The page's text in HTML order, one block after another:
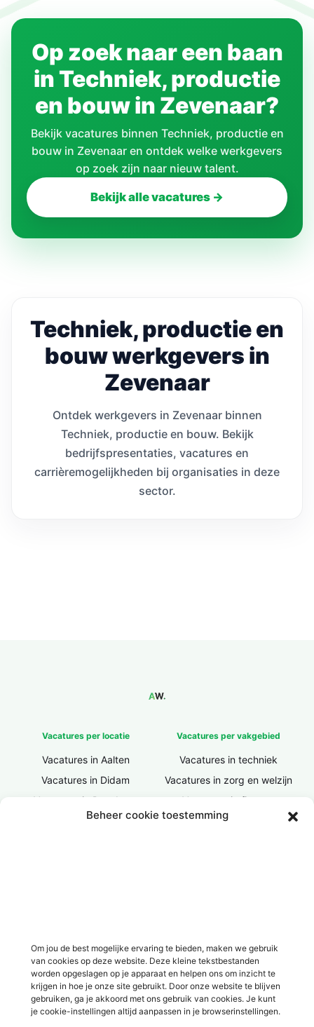
Beheer cookie toestemming
Om jou de best mogelijke ervaring te bieden, maken we gebruik
van cookies op deze website. Deze kleine tekstbestanden
worden opgeslagen op je apparaat en helpen ons om inzicht te
krijgen in hoe je onze site gebruikt. Door onze website te blijven
gebruiken, ga je akkoord met ons gebruik van cookies. Je kunt
je cookie-instellingen altijd aanpassen in je browserinstellingen.
Op zoek naar een baan
in Techniek, productie
en bouw in Zevenaar?
Bekijk vacatures binnen Techniek, productie en
bouw in Zevenaar en ontdek welke werkgevers
op zoek zijn naar nieuw talent.
Bekijk alle vacatures →
Techniek, productie en
bouw werkgevers in
Zevenaar
Ontdek werkgevers in Zevenaar binnen
Techniek, productie en bouw. Bekijk
bedrijfspresentaties, vacatures en
carrièremogelijkheden bij organisaties in deze
sector.
Vacatures per locatie
Vacatures in Aalten
Vacatures in Didam
Vacatures in Doesburg
Vacatures in Doetinchem
Vacatures in Varsseveld
Vacatures in Winterswijk
Vacatures in Zelhem
Vacatures in Zutphen
Vacatures per vakgebied
Vacatures in techniek
Vacatures in zorg en welzijn
Vacatures in finance
Vacatures in ICT / IT